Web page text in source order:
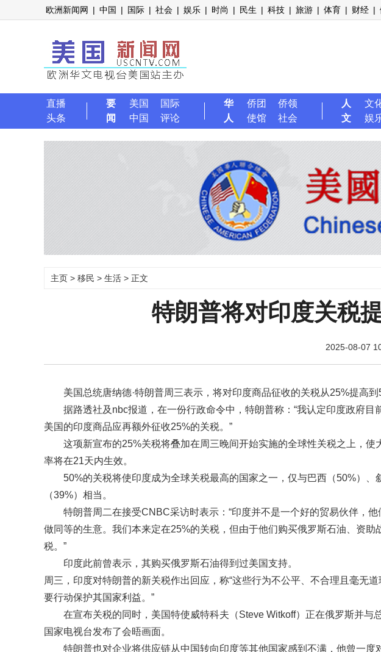
欧洲新闻网 | 中国 | 国际 | 社会 | 娱乐 | 时尚 | 民生 | 科技 | 旅游 | 体育 | 财经 |
直播
头条
要
闻
美国
国际
中国
评论
华
人
侨团
侨领
使馆
社会
人
文
文
娱
主页 > 移民 > 生活 > 正文
特朗普将对印度关税
2025-08-07
美国总统唐纳德·特朗普周三表示，将对印度商品征收的关税从25%提高到
据路透社及nbc报道，在一份行政命令中，特朗普称：“我认定印度政府
美国的印度商品应再额外征收25%的关税。”
这项新宣布的25%关税将叠加在周三晚间开始实施的全球性关税之上，
率将在21天内生效。
50%的关税将使印度成为全球关税最高的国家之一，仅与巴西（50%）
（39%）相当。
特朗普周二在接受CNBC采访时表示：“印度并不是一个好的贸易伙伴，
做同等的生意。我们本来定在25%的关税，但由于他们购买俄罗斯石油、资
税。”
印度此前曾表示，其购买俄罗斯石油得到过美国支持。
周三，印度对特朗普的新关税作出回应，称“这些行为不公平、不合理且毫无
要行动保护其国家利益。”
在宣布关税的同时，美国特使威特科夫（Steve Witkoff）正在俄罗斯并与
国家电视台发布了会晤画面。
特朗普也对企业将供应链从中国转向印度等其他国家感到不满，他曾一度